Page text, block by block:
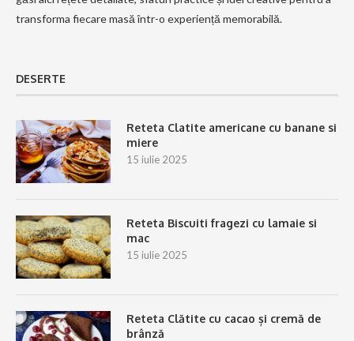
transforma fiecare masă într-o experiență memorabilă.
DESERTE
Reteta Clatite americane cu banane si
miere
15 iulie 2025
Reteta Biscuiti fragezi cu lamaie si
mac
15 iulie 2025
Reteta Clătite cu cacao și cremă de
brânză